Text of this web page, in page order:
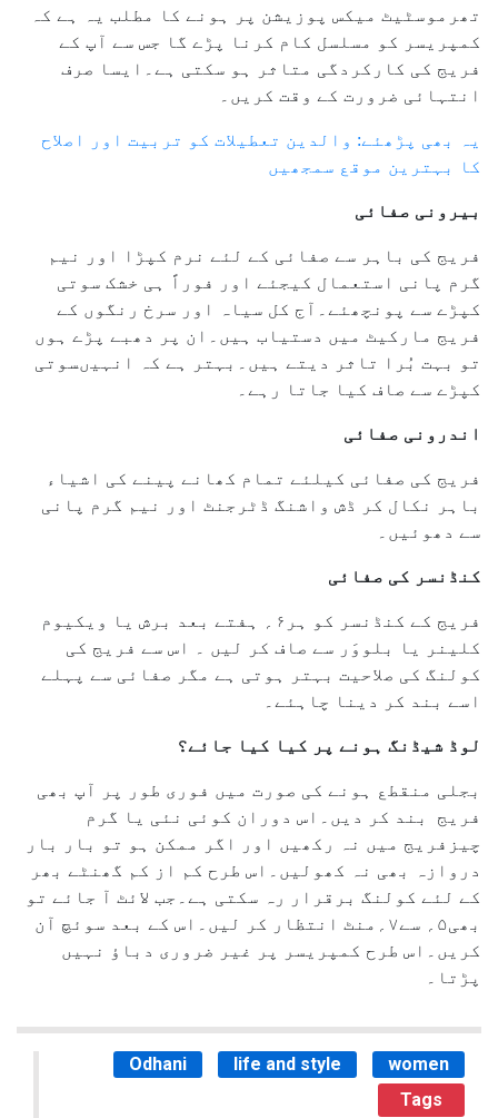
تھرموسٹیٹ میکس پوزیشن پر ہونے کا مطلب یہ ہے کہ
کمپریسر کو مسلسل کام کرنا پڑے گا جس سے آپ کے
فریج کی کارکردگی متاثر ہو سکتی ہے۔ایسا صرف
انتہائی ضرورت کے وقت کریں۔
یہ بھی پڑھئے: والدین تعطیلات کو تربیت اور اصلاح
کا بہترین موقع سمجھیں
بیرونی صفائی
فریج کی باہر سے صفائی کے لئے نرم کپڑا اور نیم
گرم پانی استعمال کیجئے اور فوراً ہی خشک سوتی
کپڑے سے پونچھئے۔آج کل سیاہ اور سرخ رنگوں کے
فریج مارکیٹ میں دستیاب ہیں۔ان پر دھبے پڑے ہوں
تو بہت بُرا تاثر دیتے ہیں۔بہتر ہے کہ انہیںسوتی
کپڑے سے صاف کیا جاتا رہے۔
اندرونی صفائی
فریج کی صفائی کیلئے تمام کھانے پینے کی اشیاء
باہر نکال کر ڈش واشنگ ڈٹرجنٹ اور نیم گرم پانی
سے دھوئیں۔
کنڈنسر کی صفائی
فریج کے کنڈنسر کو ہر۶؍ ہفتے بعد برش یا ویکیوم
کلینر یا بلووَر سے صاف کر لیں ۔ اس سے فریج کی
کولنگ کی صلاحیت بہتر ہوتی ہے مگر صفائی سے پہلے
اسے بند کر دینا چاہئے۔
لوڈ شیڈنگ ہونے پر کیا کیا جائے؟
بجلی منقطع ہونے کی صورت میں فوری طور پر آپ بھی
فریج بند کر دیں۔اس دوران کوئی نئی یا گرم
چیزفریج میں نہ رکھیں اور اگر ممکن ہو تو بار بار
دروازہ بھی نہ کھولیں۔اس طرح کم از کم گھنٹے بھر
کے لئے کولنگ برقرار رہ سکتی ہے۔جب لائٹ آ جائے تو
بھی۵؍ سے۷؍منٹ انتظار کر لیں۔اس کے بعد سوئچ آن
کریں۔اس طرح کمپریسر پر غیر ضروری دباؤ نہیں
پڑتا۔
Odhani life and style
women
Tags